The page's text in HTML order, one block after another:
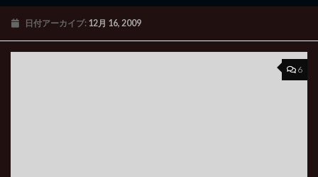
日付アーカイブ: 12月 16, 2009
6